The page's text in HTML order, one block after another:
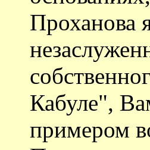
Проханова
Кабуле",
примером